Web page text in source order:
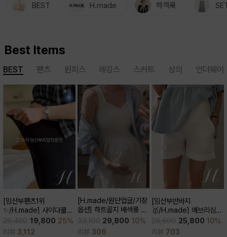
BEST H.made 하객룩
Best Items
[임산부팬츠1위
✨/H.made] 사이다쿨링
부츠컷 팬츠 (키작/보통/키
큰)
19,800 25%
리뷰 3,112
[H.made/원단업글/기장
옵션] 하트골지 배색롱 원
29,800 10%
리뷰 306
[임산부반바지
🥇/H.made] 에브리심플
25,800 10%
리뷰 703
BEST 팬츠 원피스 레깅스 스커트 상의 언더웨어